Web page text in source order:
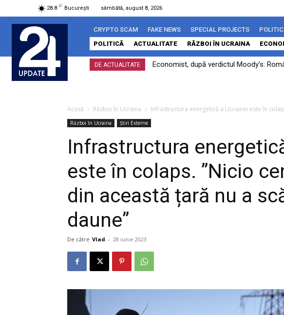
28.8 C București sâmbătă, august 8, 2026
CRYPTO SCAM FAKE NEWS SPECIAL PROJECTS
POLITICĂ
ACTUALITATE RĂZBOI ÎN UCRAINA
DE ACTUALITATE Economist, după verdictul Moody’s:
Acasă Război în Ucraina Infrastructura energetică a Ucrainei este în
Război în Ucraina Știri Externe
Infrastructura
este în colaps. ”Nicio
din această țară nu a
daune”
De către Vlad - 28 iunie 2023